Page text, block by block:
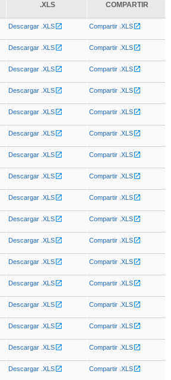
.XLS COMPARTIR
Descargar .XLS Compartir .XLS
Descargar .XLS Compartir .XLS
Descargar .XLS Compartir .XLS
Descargar .XLS Compartir .XLS
Descargar .XLS Compartir .XLS
Descargar .XLS Compartir .XLS
Descargar .XLS Compartir .XLS
Descargar .XLS Compartir .XLS
Descargar .XLS Compartir .XLS
Descargar .XLS Compartir .XLS
Descargar .XLS Compartir .XLS
Descargar .XLS Compartir .XLS
Descargar .XLS Compartir .XLS
Descargar .XLS Compartir .XLS
Descargar .XLS Compartir .XLS
Descargar .XLS Compartir .XLS
Descargar .XLS Compartir .XLS